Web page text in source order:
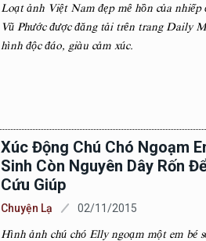
Loạt ảnh Việt Nam đẹp mê hồn của nhiếp
Vũ Phước được đăng tải trên trang Daily
hình độc đáo, giàu cảm xúc.
Xúc Động Chú Chó Ngoạm
Sinh Còn Nguyên Dây Rốn
Cứu Giúp
Chuyện Lạ 02/11/2015
Hình ảnh chú chó Elly ngoạm một em bé